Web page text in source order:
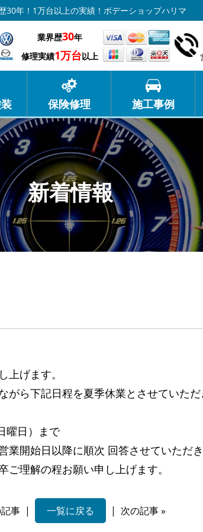
30年！1万台以上の実績！ボデーショップハリマ
業界歴30年
修理実績1万台以上
保険修理 施工事例
新着情報
げます。
ら下記日程を夏季休業とさせていただ
曜日）まで
開始日以降に順次 回答させていただき
理解の程お願い申し上げます。
事 | 一覧に戻る | 次の記事»